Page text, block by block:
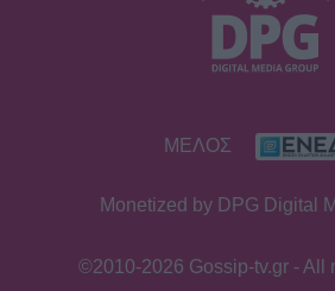
ΜΕΛΟΣ
Monetized by DPG Digital
©2010-2026 Gossip-tv.gr - All